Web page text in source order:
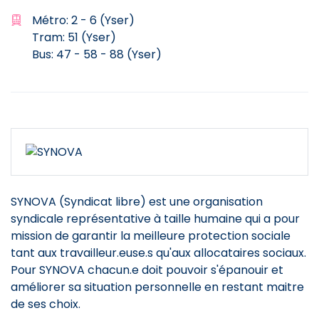
SYNOVA (Syndicat libre) est une organisation
syndicale représentative à taille humaine qui a pour
mission de garantir la meilleure protection sociale
tant aux travailleur.euse.s qu'aux allocataires sociaux.
PourSYNOVA chacun.e doit pouvoir s'épanouir et
améliorer sa situation personnelle en restant maitre
de ses choix.
Métro: 2 - 6 (Yser)
Tram: 51 (Yser)
Bus: 47 - 58 - 88 (Yser)